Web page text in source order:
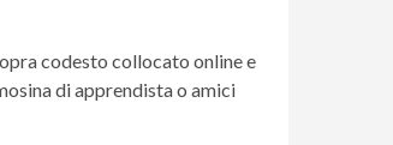
codesto collocato online e
di apprendista o amici